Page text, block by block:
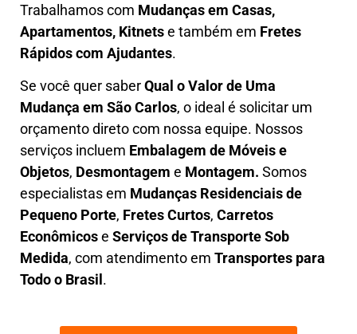
Trabalhamos com Mudanças em Casas,
Apartamentos, Kitnetse também em Fretes
Rápidos com Ajudantes.
Se você quer saberQual o Valor de Uma
Mudança em São Carlos, o ideal é solicitar um
orçamento direto com nossa equipe. Nossos
serviços incluem Embalagem de Móveis e
Objetos, Desmontagem e Montagem. Somos
especialistas em Mudanças Residenciais de
Pequeno Porte, Fretes Curtos, Carretos
Econômicose Serviços de Transporte Sob
Medida, com atendimento em Transportes para
Todo o Brasil .